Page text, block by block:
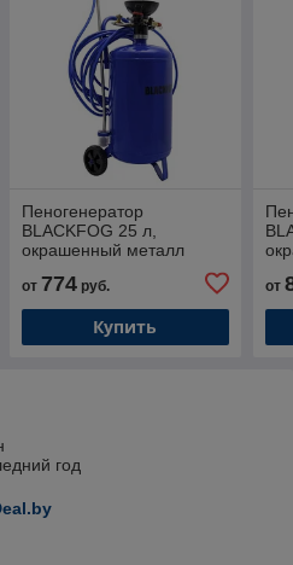
Пеногенератор
BLACKFOG 25 л,
окрашенный металл
от 774руб.
Купить
от
год